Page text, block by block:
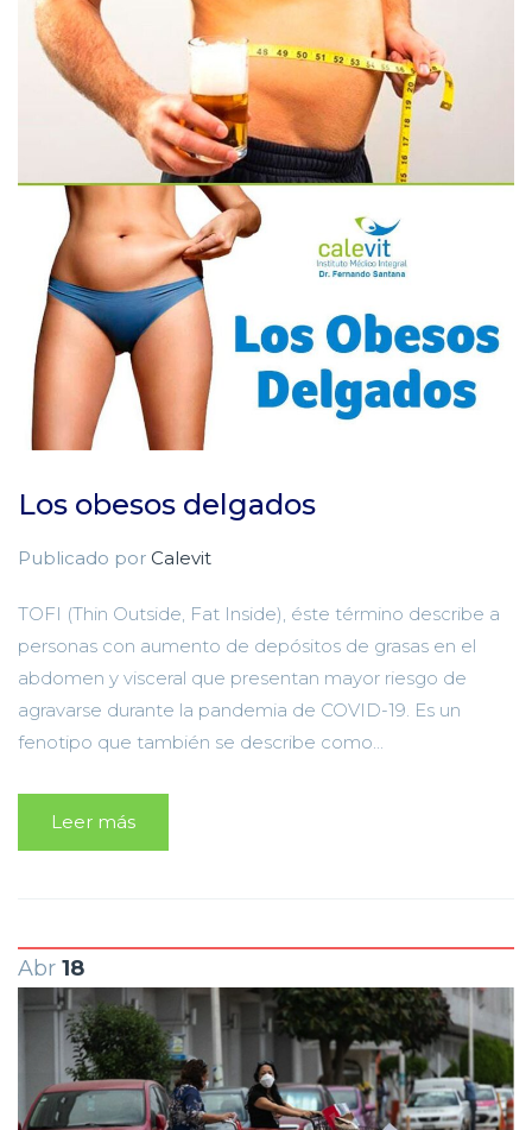
Los obesos delgados
Publicado por Calevit
TOFI (Thin Outside, Fat Inside), éste término describe a
personas con aumento de depósitos de grasas en el
abdomen y visceral que presentan mayor riesgo de
agravarse durante la pandemia de COVID-19. Es un
fenotipo que también se describe como...
Leer más
Abr 18